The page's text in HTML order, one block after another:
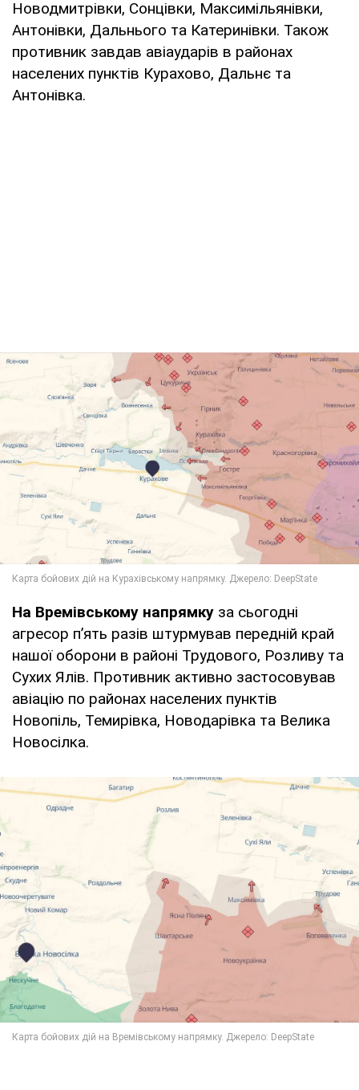
Новодмитрівки, Сонцівки, Максимільянівки,
Антонівки, Дальнього та Катеринівки. Також
противник завдав авіаударів в районах
населених пунктів Курахово, Дальнє та
Антонівка.
На Времівському напрямку за сьогодні
агресор п’ять разів штурмував передній край
нашої оборони в районі Трудового, Розливу та
Сухих Ялів. Противник активно застосовував
авіацію по районах населених пунктів
Новопіль, Темирівка, Новодарівка та Велика
Новосілка.